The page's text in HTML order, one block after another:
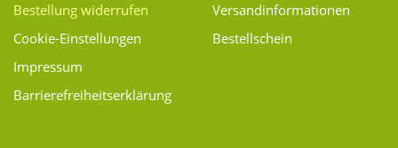
Bestellung widerrufen
Cookie-Einstellungen
Impressum
Barrierefreiheitserklärung
Versand­informationen
Bestellschein